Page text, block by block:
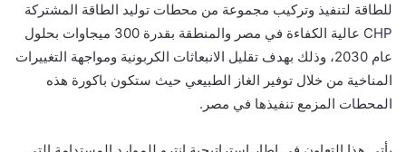
للطاقة لتنفيذ وتركيب مجموعة من محطات توليد الطاقة المشتركة
CHP عالية الكفاءة في مصر والمنطقة بقدرة 300 ميجاوات بحلول
عام 2030، وذلك بهدف تقليل الانبعاثات الكربونية ومواجهة التغييرات
المناخية من خلال توفير الغاز الطبيعي حيث ستكون باكورة هذه
المحطات المزمع تنفيذها في مصر.